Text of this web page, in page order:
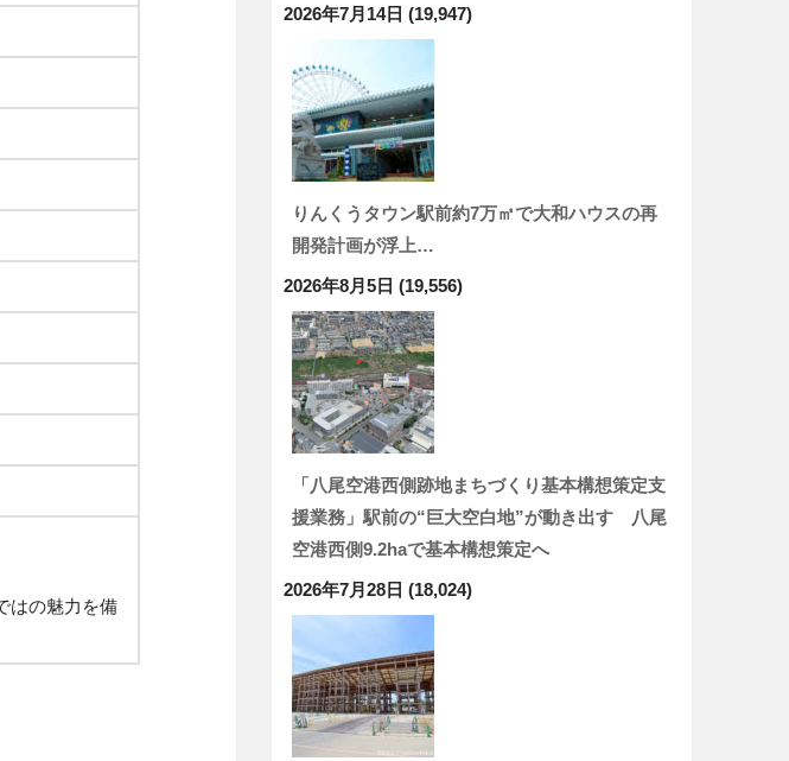
はの魅力を備
2026年7月14日 (19,947)
りんくうタウン駅前約7万㎡で大和ハウスの再
開発計画が浮上…
2026年8月5日 (19,556)
「八尾空港西側跡地まちづくり基本構想策定支
援業務」駅前の“巨大空白地”が動き出す 八尾
空港西側9.2haで基本構想策定へ
2026年7月28日 (18,024)